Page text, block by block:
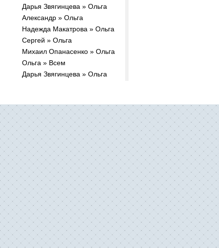
Дарья Звягинцева » Ольга
Александр » Ольга
Надежда Макатрова » Ольга
Сергей » Ольга
Михаил Опанасенко » Ольга
Ольга » Всем
Дарья Звягинцева » Ольга